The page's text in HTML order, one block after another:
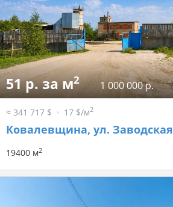
51 р. за м2 1 000 000 р.
≈ 341 717 $ 17 $/м2
Ковалевщина, ул. Заводская
19400 м2